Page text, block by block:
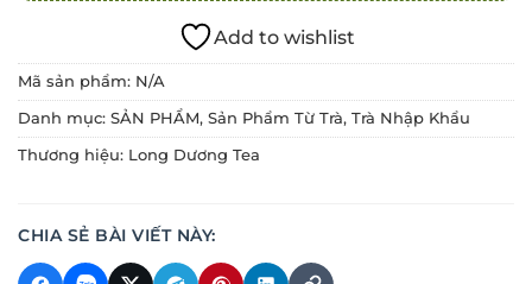
Add to wishlist
Mã sản phẩm: N/A
Danh mục: SẢN PHẨM, Sản Phẩm Từ Trà, Trà Nhập Khẩu
Thương hiệu: Long Dương Tea
CHIA SẺ BÀI VIẾT NÀY: